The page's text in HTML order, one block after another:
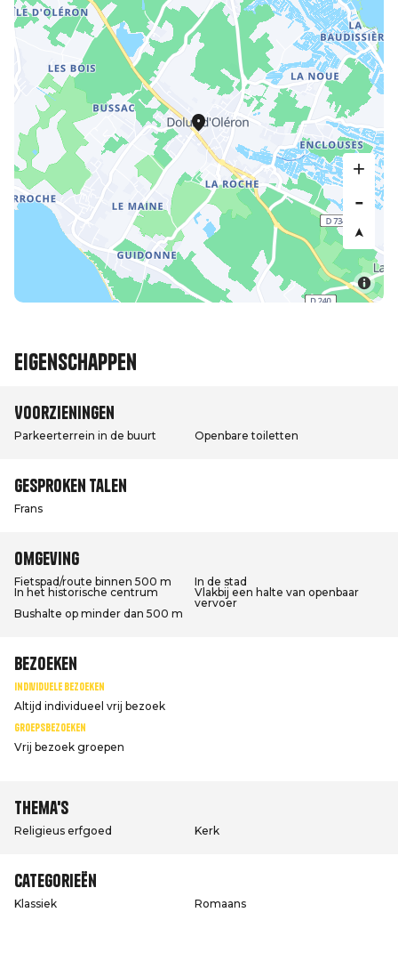
Eigenschappen
Voorzieningen
Parkeerterrein in de buurt Openbare toiletten
Gesproken talen
Frans
Omgeving
Fietspad/route binnen 500 m
In de stad
In het historische centrum
Vlakbij een halte van openbaar
vervoer
Bushalte op minder dan 500 m
Bezoeken
Individuele bezoeken
Altijd individueel vrij bezoek
Groepsbezoeken
Vrij bezoek groepen
Thema's
Religieus erfgoed Kerk
Categorieën
Klassiek Romaans